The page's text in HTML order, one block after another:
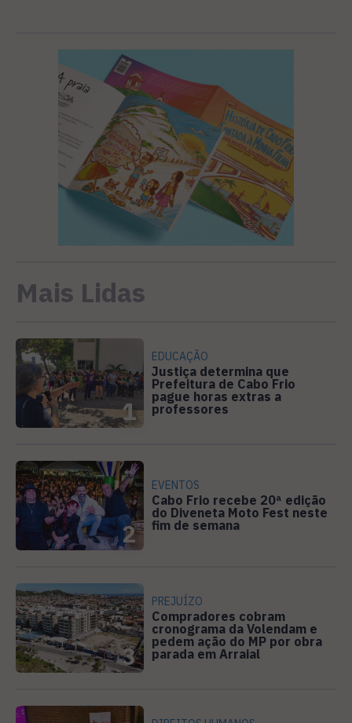
Mais Lidas
1
EDUCAÇÃO
Justiça determina que
Prefeitura de Cabo Frio
pague horas extras a
professores
2
EVENTOS
Cabo Frio recebe 20ª edição
do Diveneta Moto Fest neste
fim de semana
3
PREJUÍZO
Compradores cobram
cronograma da Volendam e
pedem ação do MP por obra
parada em Arraial